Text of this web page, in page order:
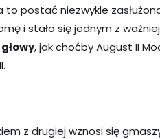
to postać niezwykle
i stało się jednym z
, jak choćby August II
z drugiej wznosi się